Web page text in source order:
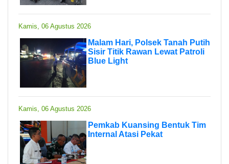
Kamis, 06 Agustus 2026
Malam Hari, Polsek Tanah Putih
Sisir Titik Rawan Lewat Patroli
Blue Light
Kamis, 06 Agustus 2026
Pemkab Kuansing Bentuk Tim
Internal Atasi Pekat